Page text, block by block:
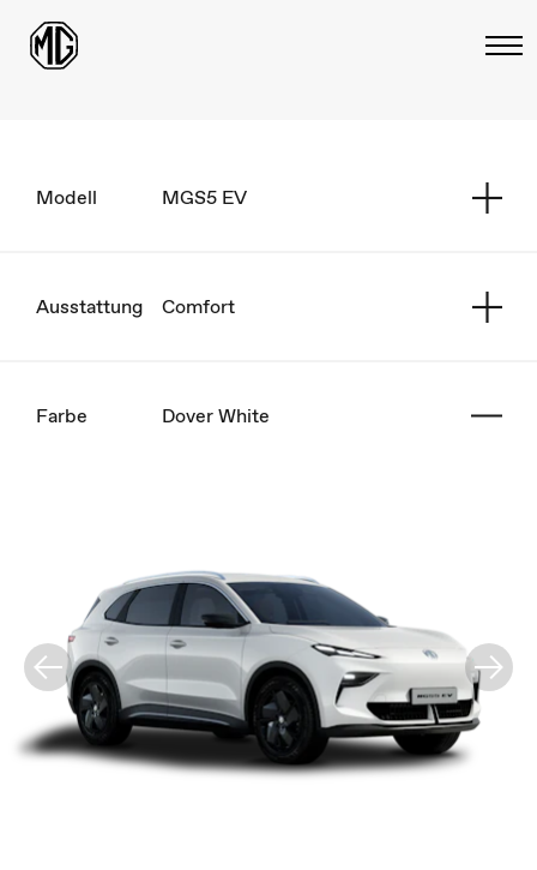
Modell MGS5 EV
Ausstattung Comfort
Farbe Dover White